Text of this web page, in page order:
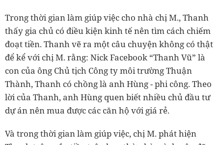
Trong thời gian làm giúp việc cho nhà chị M., Thanh
thấy gia chủ có điều kiện kinh tế nên tìm cách chiếm
đoạt tiền. Thanh vẽ ra một câu chuyện không có thật
để kể với chị M. rằng: Nick Facebook “Thanh Vũ” là
con của ông Chủ tịch Công ty môi trường Thuận
Thành, Thanh có chồng là anh Hùng - phi công. Theo
lời của Thanh, anh Hùng quen biết nhiều chủ đầu tư
dự án nên mua được các căn hộ với giá rẻ.
Và trong thời gian làm giúp việc, chị M. phát hiện